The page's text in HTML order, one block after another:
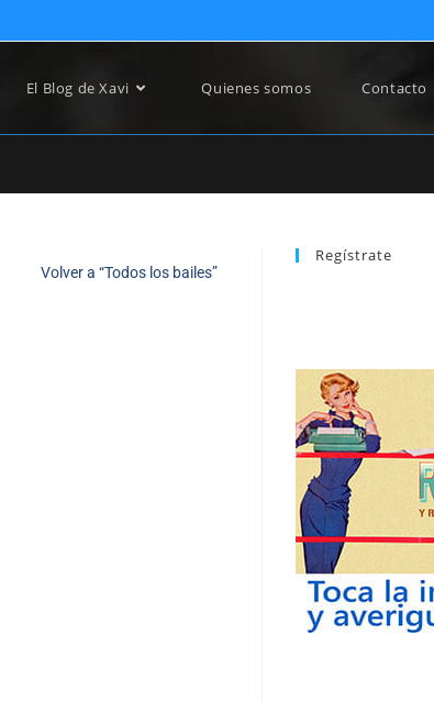
El Blog de Xavi Quienes somos Contacto
Volver a “Todos los bailes”
Regístrate
Tras
la web.
alfabético de
coreografía
en tu
nuevos
puedes dar
newsletter